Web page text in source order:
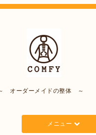
オーダーメイドの整体 ～
メニュー